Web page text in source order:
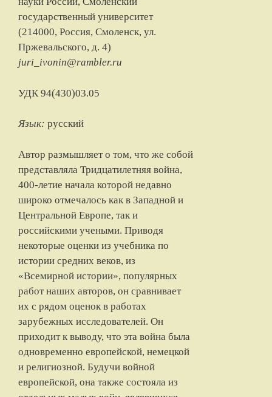
государственный университет
(214000, Россия, Смоленск, ул.
Пржевальского, д. 4)
juri_ivonin@rambler.ru
УДК 94(430)03.05
Язык: русский
Автор размышляет о том, что же собой
представляла Тридцатилетняя война,
400-летие начала которой недавно
широко отмечалось как в Западной и
Центральной Европе, так и
российскими учеными. Приводя
некоторые оценки из учебника по
истории cредних веков, из
«Всемирной истории», популярных
работ наших авторов, он сравнивает
их с рядом оценок в работах
зарубежных исследователей. Он
приходит к выводу, что эта война была
одновременно европейской, немецкой
и религиозной. Будучи войной
европейской, она также состояла из